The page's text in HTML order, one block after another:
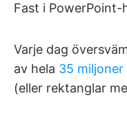
Fast i PowerPoint-
Varje dag
av hela 35
(eller rektanglar